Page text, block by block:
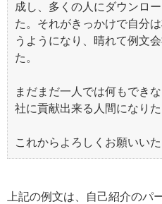
成し、多くの人にダウンロ
た。それがきっかけで自分
うようになり、晴れて例文
た。
まだまだ一人では何もでき
社に貢献出来る人間になりた
これからよろしくお願いいた
上記の例文は、自己紹介のパ